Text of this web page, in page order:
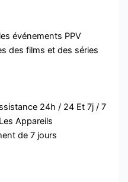
événements PPV
des films et des séries
24h / 24 Et 7j / 7
Appareils
de 7 jours